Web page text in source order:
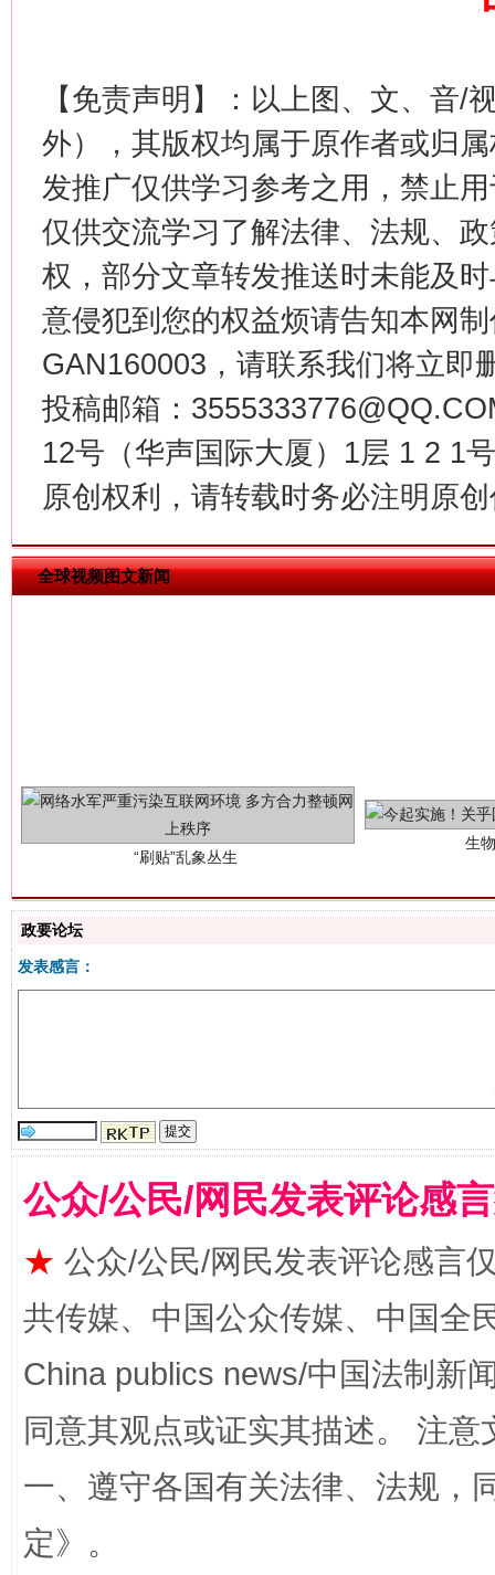
【免责声明】：以上图、文、音/
外），其版权均属于原作者或归
发推广仅供学习参考之用，禁止
仅供交流学习了解法律、法规、
权，部分文章转发推送时未能及
意侵犯到您的权益烦请告知本网
GAN160003，请联系我们将立即
投稿邮箱：
12号（华声国际大厦）1层 1 2 1
原创权利，请转载时务必注明原
全球视频图文新闻
在谋一域中谋全局
习近平的博鳌关键词
解纷+调解+退费，一次搞定
政要论坛
发表感言：
公众/公民/网民发表评论感
★ 公众/公民/网民发表评论感言
共传媒、中国公众传媒、中国全
China publics news/中国法制新
同意其观点或证实其描述。 注
一、遵守各国有关法律、法规，
定》。